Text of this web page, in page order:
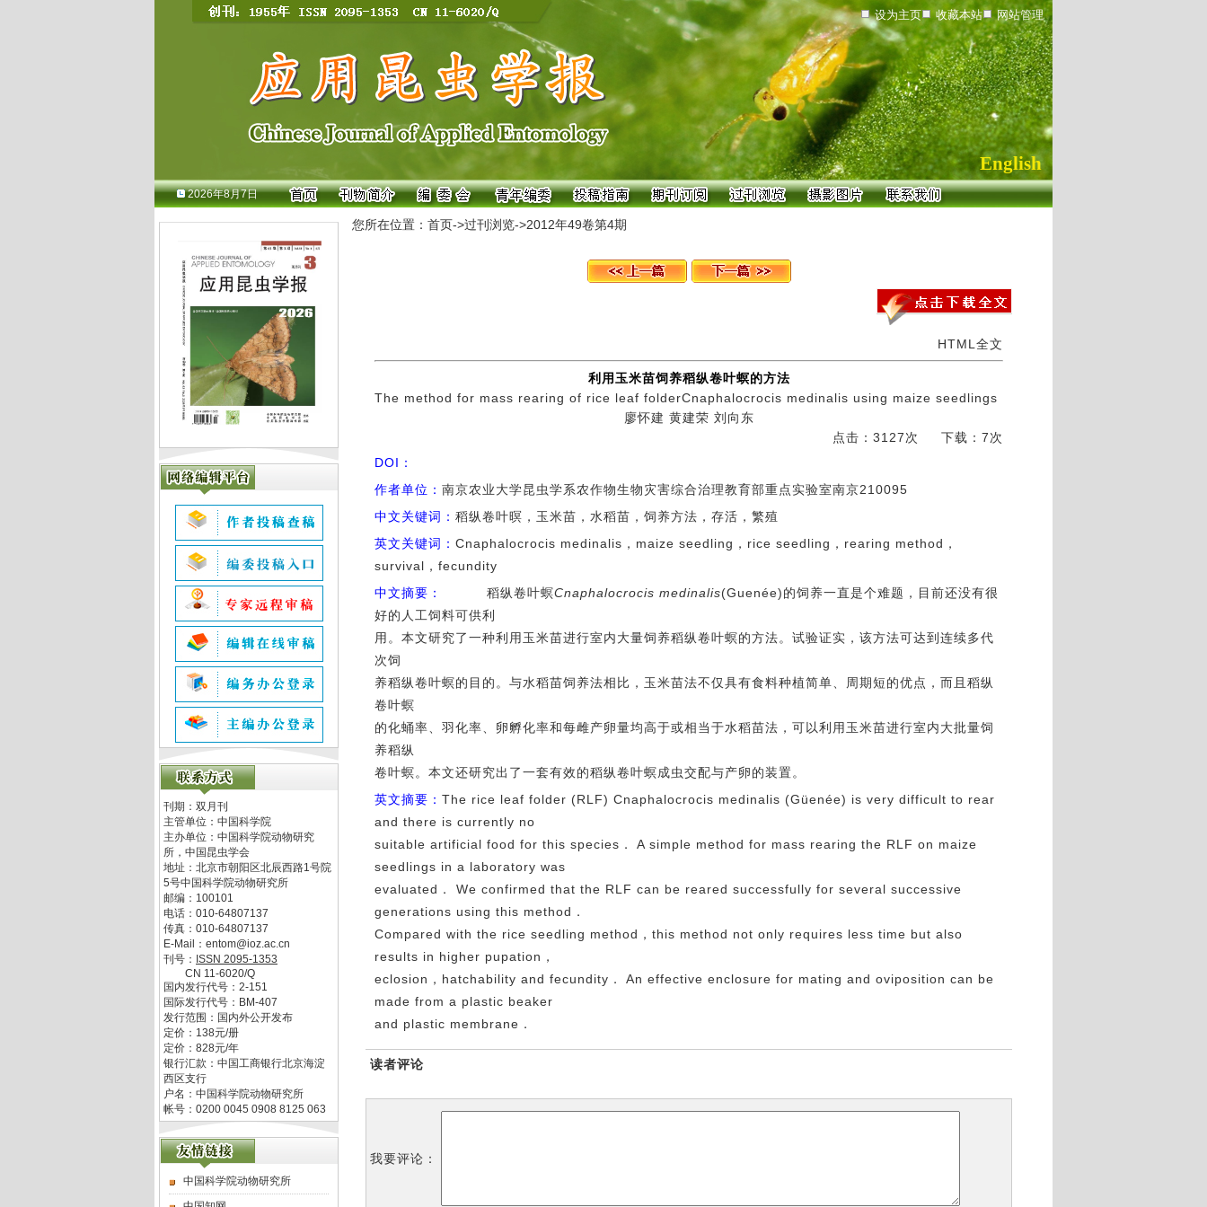
设为主页 收藏本站 网站管理
English
2026年8月7日
刊期：双月刊
主管单位： 中国科学院
主办单位： 中国科学院动物研究
所，中国昆虫学会
地址： 北京市朝阳区北辰西路1号院
5号中国科学院动物研究所
邮编： 100101
电话： 010-64807137
传真： 010-64807137
E-Mail： entom@ioz.ac.cn
刊号： ISSN 2095-1353
CN 11-6020/Q
国内发行代号： 2-151
国际发行代号： BM-407
发行范围：国内外公开发布
定价： 138元/册
定价： 828元/年
银行汇款：中国工商银行北京海淀
西区支行
户名：中国科学院动物研究所
帐号：0200 0045 0908 8125 063
中国科学院动物研究所
您所在位置： 首页->过刊浏览->2012年49卷第4期
HTML全文
利用玉米苗饲养稻纵卷叶螟的方法
The method for mass rearing of rice leaf folderCnaphalocrocis medinalis using maize seedlings
廖怀建 黄建荣 刘向东
点击：3127次
下载：7次
DOI：
作者单位： 南京农业大学昆虫学系农作物生物灾害综合治理教育部重点实验室南京210095
中文关键词： 稻纵卷叶暝，玉米苗，水稻苗，饲养方法，存活，繁殖
英文关键词： Cnaphalocrocis medinalis，maize seedling，rice seedling，rearing method，
survival，fecundity
中文摘要：
稻纵卷叶螟Cnaphalocrocis medinalis(Guenée)的饲养一直是个难题，目前还没有很
好的人工饲料可供利
用。本文研究了一种利用玉米苗进行室内大量饲养稻纵卷叶螟的方法。试验证实，该方法可达到连续多代
次饲
养稻纵卷叶螟的目的。与水稻苗饲养法相比，玉米苗法不仅具有食料种植简单、周期短的优点，而且稻纵
卷叶螟
的化蛹率、羽化率、卵孵化率和每雌产卵量均高于或相当于水稻苗法，可以利用玉米苗进行室内大批量饲
养稻纵
卷叶螟。本文还研究出了一套有效的稻纵卷叶螟成虫交配与产卵的装置。
英文摘要： The rice leaf folder (RLF) Cnaphalocrocis medinalis (Güenée) is very difficult to rear
and there is currently no
suitable artificial food for this species． A simple method for mass rearing the RLF on maize
seedlings in a laboratory was
evaluated． We confirmed that the RLF can be reared successfully for several successive
generations using this method．
Compared with the rice seedling method，this method not only requires less time but also
results in higher pupation，
eclosion，hatchability and fecundity． An effective enclosure for mating and oviposition can be
made from a plastic beaker
and plastic membrane．
读者评论
我要评论：